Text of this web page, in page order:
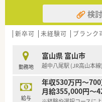
■その他にも、管理部
域は多種多様です。
■在宅実施店舗は年々
わる事ができます。
時短勤務ができるよう
■年間休日が120日と
■日用品から常備薬ま
たくさんあります！
検
新卒可 未経験可 ブランク
勤務地
富山県 富山市
越中八尾駅 (JR高山本線)
給与
年収530万円～
月給355,000円～